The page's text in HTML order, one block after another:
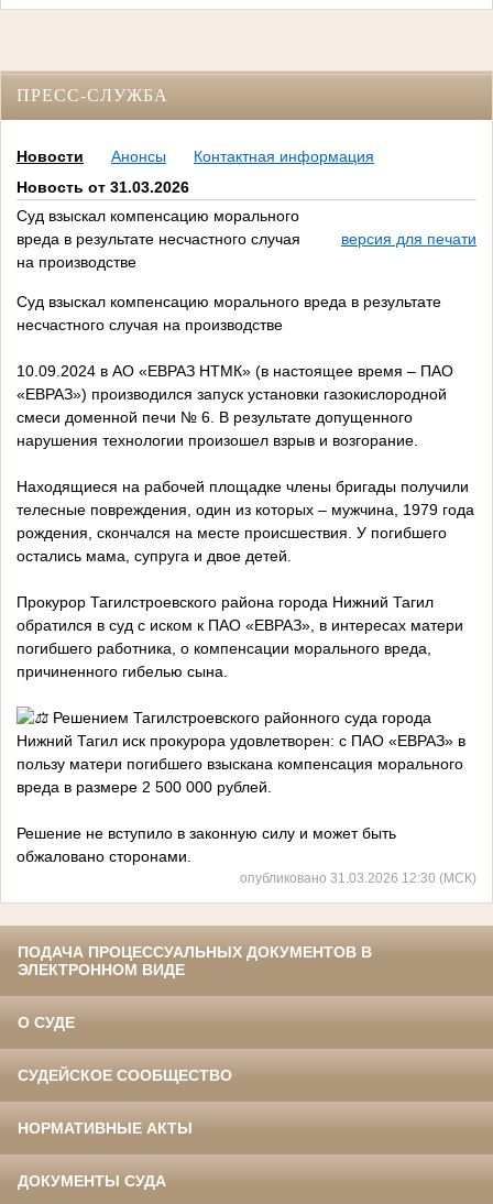
ПРЕСС-СЛУЖБА
Новости Анонсы
Контактная информация
Новость от 31.03.2026
Суд взыскал компенсацию морального
вреда в результате несчастного случая
на производстве
версия для печати
Суд взыскал компенсацию морального вреда в результате
несчастного случая на производстве
10.09.2024 в АО «ЕВРАЗ НТМК» (в настоящее время – ПАО
«ЕВРАЗ») производился запуск установки газокислородной
смеси доменной печи № 6. В результате допущенного
нарушения технологии произошел взрыв и возгорание.
Находящиеся на рабочей площадке члены бригады получили
телесные повреждения, один из которых – мужчина, 1979 года
рождения, скончался на месте происшествия. У погибшего
остались мама, супруга и двое детей.
Прокурор Тагилстроевского района города Нижний Тагил
обратился в суд с иском к ПАО «ЕВРАЗ», в интересах матери
погибшего работника, о компенсации морального вреда,
причиненного гибелью сына.
Решением Тагилстроевского районного суда города
Нижний Тагил иск прокурора удовлетворен: с ПАО «ЕВРАЗ» в
пользу матери погибшего взыскана компенсация морального
вреда в размере 2 500 000 рублей.
Решение не вступило в законную силу и может быть
обжаловано сторонами.
опубликовано 31.03.2026 12:30 (МСК)
ПОДАЧА ПРОЦЕССУАЛЬНЫХ ДОКУМЕНТОВ В
ЭЛЕКТРОННОМ ВИДЕ
О СУДЕ
СУДЕЙСКОЕ СООБЩЕСТВО
НОРМАТИВНЫЕ АКТЫ
ДОКУМЕНТЫ СУДА